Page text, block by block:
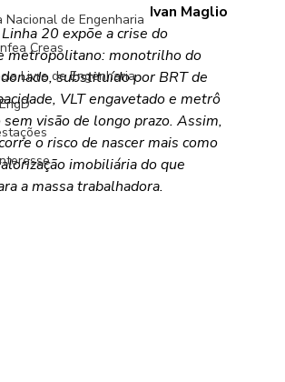
Nacional de Engenharia
Creas
Livre de Engenharia
Ivan Maglio
Linha 20 expõe a crise do
metropolitano: monotrilho do
substituído por BRT de
VLT engavetado e metrô
sem visão de longo prazo. Assim,
o risco de nascer mais como
imobiliária do que
a massa trabalhadora.